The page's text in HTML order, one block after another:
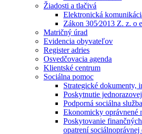
Žiadosti a tlačivá
Elektronická
Zákon 305⁄2013 Z. z. o
Matričný úrad
Evidencia obyvateľov
Register adries
Osvedčovacia agenda
Klientské centrum
Sociálna pomoc
Strategické dokumenty,
Poskytnutie
Podporná sociálna
Ekonomicky oprávnené
Poskytovanie
opatrení